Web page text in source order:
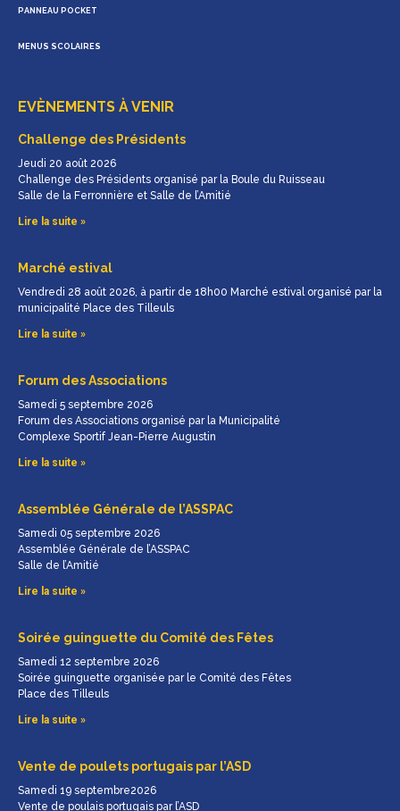
PANNEAU POCKET
MENUS SCOLAIRES
EVÈNEMENTS À VENIR
Challenge des Présidents
Jeudi 20 août 2026
Challenge des Présidents organisé par la Boule du Ruisseau
Salle de la Ferronnière et Salle de l’Amitié
Lire la suite »
Marché estival
Vendredi 28 août 2026, à partir de 18h00 Marché estival organisé par la
municipalité Place des Tilleuls
Lire la suite »
Forum des Associations
Samedi 5 septembre 2026
Forum des Associations organisé par la Municipalité
Complexe Sportif Jean-Pierre Augustin
Lire la suite »
Assemblée Générale de l’ASSPAC
Samedi 05 septembre 2026
Assemblée Générale de l’ASSPAC
Salle de l’Amitié
Lire la suite »
Soirée guinguette du Comité des Fêtes
Samedi 12 septembre 2026
Soirée guinguette organisée par le Comité des Fêtes
Place des Tilleuls
Lire la suite »
Vente de poulets portugais par l’ASD
Samedi 19 septembre2026
Vente de poulais portugais par l’ASD